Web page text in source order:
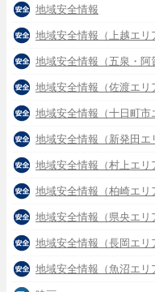
地域安全情報
地域安全情報（上越エリ
地域安全情報（五泉・阿
地域安全情報（佐渡エリ
地域安全情報（十日町市
地域安全情報（新発田エ
地域安全情報（村上エリ
地域安全情報（柏崎エリ
地域安全情報（県央エリ
地域安全情報（長岡エリ
地域安全情報（魚沼エリ